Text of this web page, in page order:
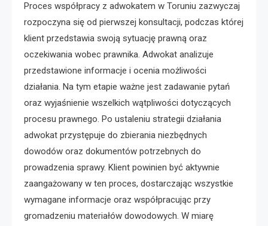
Proces współpracy z adwokatem w Toruniu zazwyczaj
rozpoczyna się od pierwszej konsultacji, podczas której
klient przedstawia swoją sytuację prawną oraz
oczekiwania wobec prawnika. Adwokat analizuje
przedstawione informacje i ocenia możliwości
działania. Na tym etapie ważne jest zadawanie pytań
oraz wyjaśnienie wszelkich wątpliwości dotyczących
procesu prawnego. Po ustaleniu strategii działania
adwokat przystępuje do zbierania niezbędnych
dowodów oraz dokumentów potrzebnych do
prowadzenia sprawy. Klient powinien być aktywnie
zaangażowany w ten proces, dostarczając wszystkie
wymagane informacje oraz współpracując przy
gromadzeniu materiałów dowodowych. W miarę